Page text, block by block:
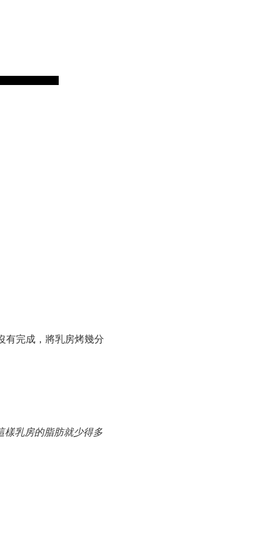
有完成，將乳房烤幾分
樣乳房的脂肪就少得多